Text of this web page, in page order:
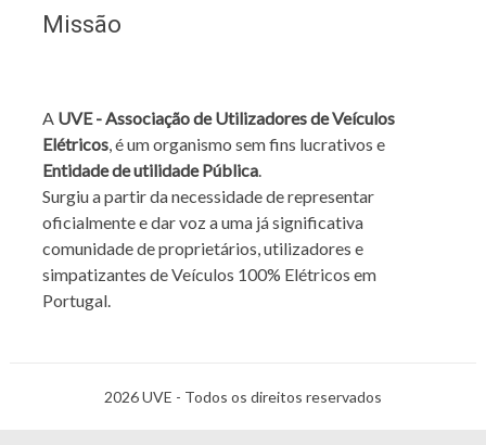
Missão
A UVE - Associação de Utilizadores de Veículos
Elétricos, é um organismo sem fins lucrativos e
Entidade de utilidade Pública.
Surgiu a partir da necessidade de representar
oficialmente e dar voz a uma já significativa
comunidade de proprietários, utilizadores e
simpatizantes de Veículos 100% Elétricos em
Portugal.
2026 UVE - Todos os direitos reservados